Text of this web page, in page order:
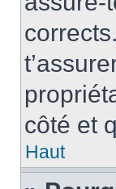
côté et
Haut